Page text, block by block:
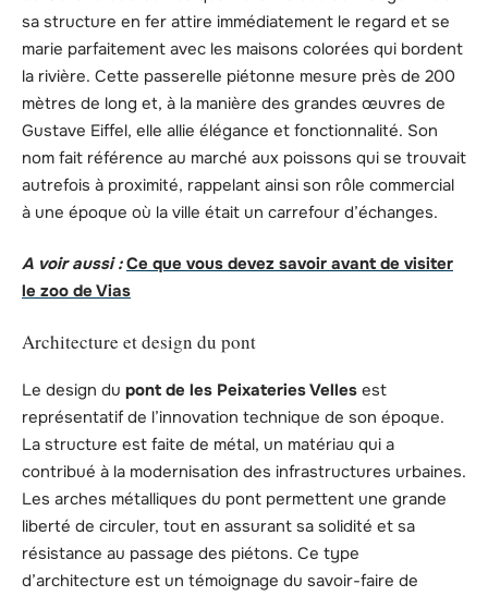
sa structure en fer attire immédiatement le regard et se
marie parfaitement avec les maisons colorées qui bordent
la rivière. Cette passerelle piétonne mesure près de 200
mètres de long et, à la manière des grandes œuvres de
Gustave Eiffel, elle allie élégance et fonctionnalité. Son
nom fait référence au marché aux poissons qui se trouvait
autrefois à proximité, rappelant ainsi son rôle commercial
à une époque où la ville était un carrefour d’échanges.
A voir aussi : Ce que vous devez savoir avant de visiter
le zoo de Vias
Architecture et design du pont
Le design du pont de les Peixateries Velles est
représentatif de l’innovation technique de son époque.
La structure est faite de métal, un matériau qui a
contribué à la modernisation des infrastructures urbaines.
Les arches métalliques du pont permettent une grande
liberté de circuler, tout en assurant sa solidité et sa
résistance au passage des piétons. Ce type
d’architecture est un témoignage du savoir-faire de